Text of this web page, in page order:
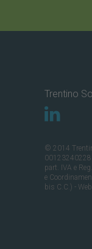
Trentino
© 2014
00123240228
part. IVA e
e
bis C.C.) - Web